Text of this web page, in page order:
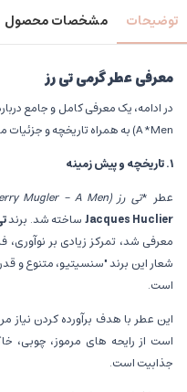
توضیحات مشخصات محصول
معرفی عطر گرمی تی رز
A *Men) به همراه تاریخچه و جزئیات مربوط به آن ارائه می دهم.
۱.تاریخچه و پیش زمینه
عطر *تی رز (Thierry Mugler - A Men)
Jacques Huclierساخته شد. برند
معرفی شد، تمرکز زیادی بر
است.
این عطر با هدف برآورده کردن
است از رایحه های مرموز، چوبی،
جذابیت است.